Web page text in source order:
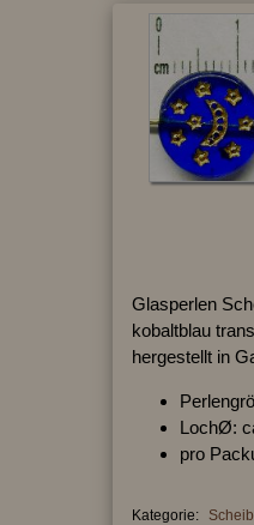
Glasperlen
kobaltblau
hergestellt in
LochØ:
pro
Kategorie: